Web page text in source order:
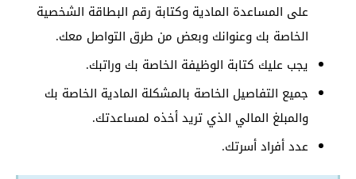
على المساعدة المادية وكتابة رقم البطاقة الشخصية
الخاصة بك وعنوانك وبعض من طرق التواصل معك.
يجب عليك كتابة الوظيفة الخاصة بك وراتبك.
جميع التفاصيل الخاصة بالمشكلة المادية الخاصة بك
والمبلغ المالي الذي تريد أخذه لمساعدتك.
عدد أفراد أسرتك.